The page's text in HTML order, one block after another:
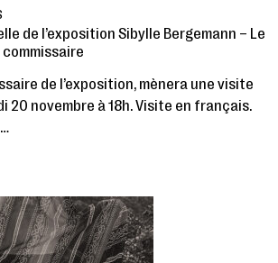
de l’exposition Sibylle Bergemann – Le
de l’exposition, mènera une visite
20 novembre à 18h. Visite en français.